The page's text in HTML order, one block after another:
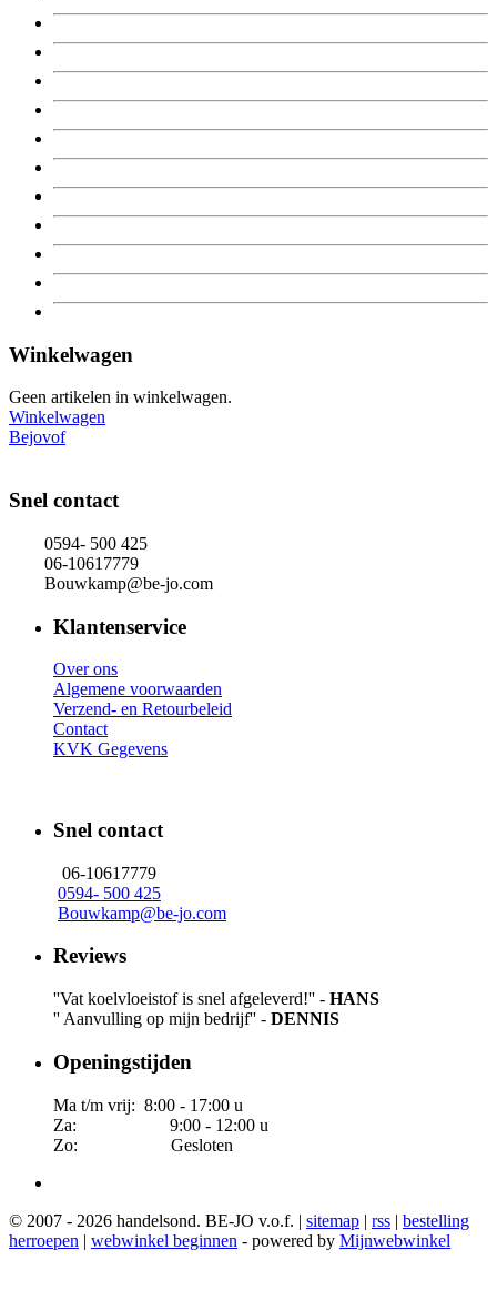
Winkelwagen
Geen artikelen in winkelwagen.
Winkelwagen
Bejovof
Snel contact
0594- 500 425
06-10617779
Bouwkamp@be-jo.com
Klantenservice
Over ons
Algemene voorwaarden
Verzend- en Retourbeleid
Contact
KVK Gegevens
Snel contact
06-10617779
0594- 500 425
Bouwkamp@be-jo.com
Reviews
''Vat koelvloeistof is snel afgeleverd!'' - HANS
'' Aanvulling op mijn bedrijf'' - DENNIS
Openingstijden
Ma t/m vrij: 8:00 - 17:00 u
Za: 9:00 - 12:00 u
Zo: Gesloten
© 2007 - 2026 handelsond. BE-JO v.o.f. | sitemap | rss | bestelling
herroepen | webwinkel beginnen - powered by Mijnwebwinkel